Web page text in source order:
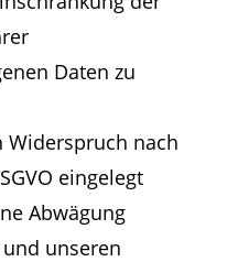
Daten zu
Widerspruch nach
eingelegt
Abwägung
unseren